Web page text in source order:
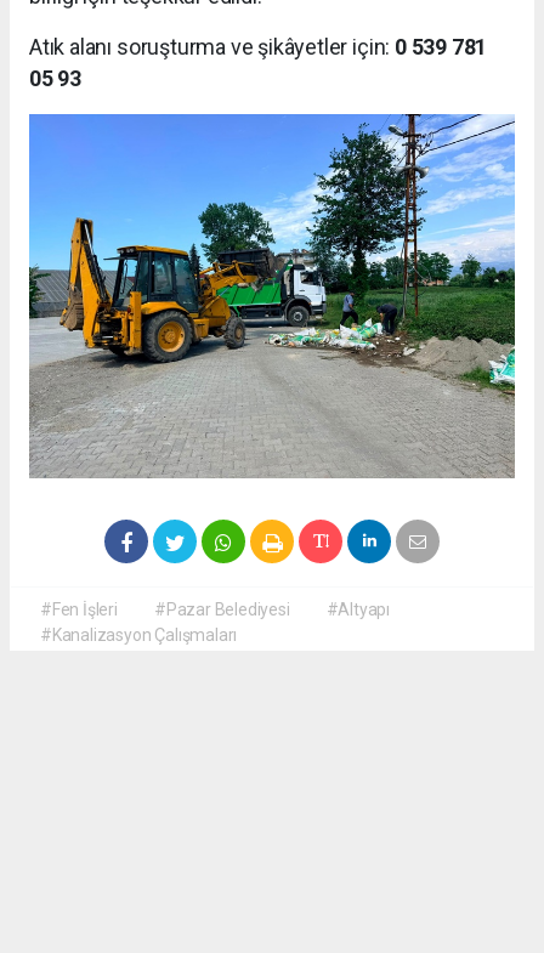
Atık alanı soruşturma ve şikâyetler için: 0 539 781
05 93
#Fen İşleri #Pazar Belediyesi
#Altyapı
#Kanalizasyon Çalışmaları